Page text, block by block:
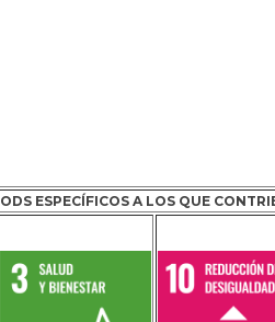
ODS ESPECÍFICOS A LOS QUE